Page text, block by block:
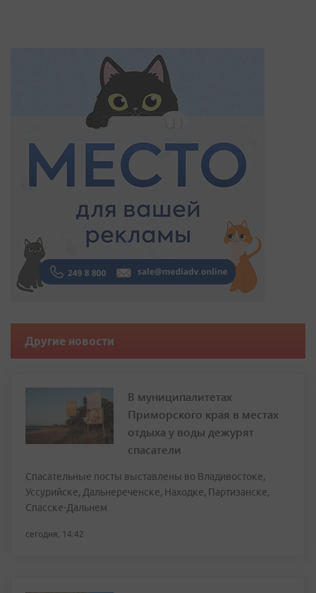
Другие новости
В муниципалитетах
Приморского края в местах
отдыха у воды дежурят
спасатели
Спасательные посты выставлены во Владивостоке,
Уссурийске, Дальнереченске, Находке, Партизанске,
Спасске-Дальнем
сегодня, 14:42